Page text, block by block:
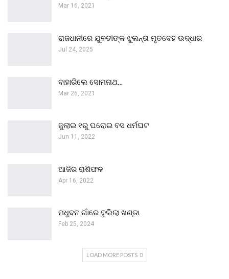
Mar 16, 2021
ରାଜଧାନୀରେ ଯୁବତୀଙ୍କ ଝୁଲନ୍ତା ମୃତଦେହ ଉଦ୍ଧାର
Jul 24, 2025
ବାହାରିଲେ ସୋମନାଥ…
Mar 26, 2021
ଜୁଲାଇ ୧ରୁ ଘରୋଇ ବସ ଧର୍ମଘଟ
Jun 11, 2022
ଆଜିର ରାଶିଫଳ
Apr 16, 2022
ମଧୁବନ ଗାଁରେ ବୁଲିଲା ଖଣ୍ଡା
Feb 25, 2024
LOAD MORE POSTS